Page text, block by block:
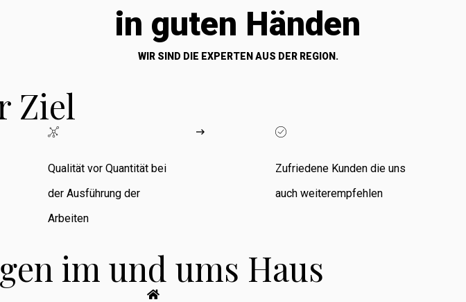
in guten Händen
WIR SIND DIE EXPERTEN AUS DER REGION.
Ziel
Qualität vor Quantität bei
der Ausführung der
Arbeiten
Zufriedene Kunden die uns
auch weiterempfehlen
im und ums Haus